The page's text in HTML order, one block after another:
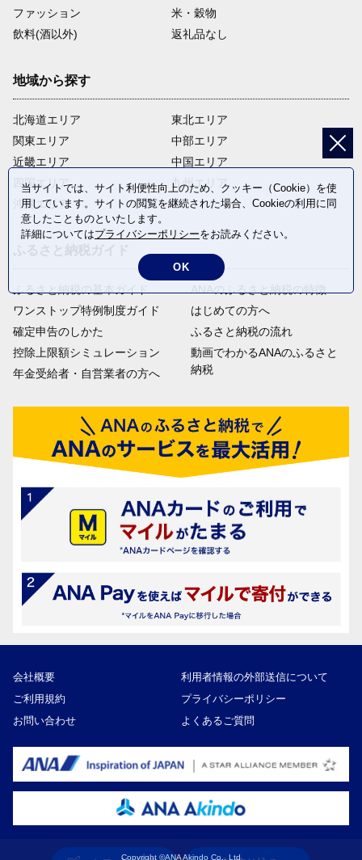
ファッション
米・穀物
飲料(酒以外)
返礼品なし
地域から探す
北海道エリア
関東エリア
近畿エリア
四国エリア
沖縄エリア
東北エリア
中部エリア
中国エリア
九州エリア
ワンストップ特例制度ガイド
確定申告のしかた
控除上限額シミュレーション
年金受給者・自営業者の方へ
はじめての方へ
ふるさと納税の流れ
動画でわかるANAのふるさと
納税
会社概要
利用者情報の外部送信について
ご利用規約
プライバシーポリシー
お問い合わせ
よくあるご質問
Copyright ©ANA Akindo Co., Ltd
当サイトでは、サイト利便性向上のため、クッキー（Cookie）を使
用しています。サイトの閲覧を継続された場合、Cookieの利用に同
意したことものといたします。
詳細についてはプライバシーポリシーをお読みください。
OK